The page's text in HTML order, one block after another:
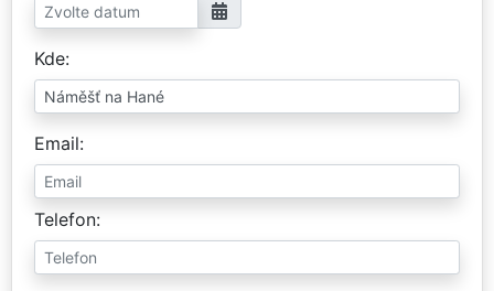
Kde
Email
Telefon